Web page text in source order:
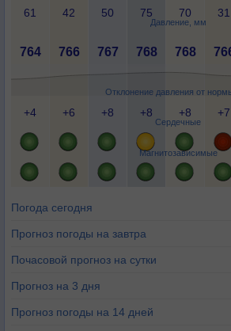
Давление, мм
Отклонение давления от
Сердечные
Магнитозависимые
61 42 50 75 70 31
764 766 767 768 768
+4 +6 +8 +8 +8 +7
Погода сегодня
Прогноз погоды на завтра
Почасовой прогноз на сутки
Прогноз на 3 дня
Прогноз погоды на 14 дней